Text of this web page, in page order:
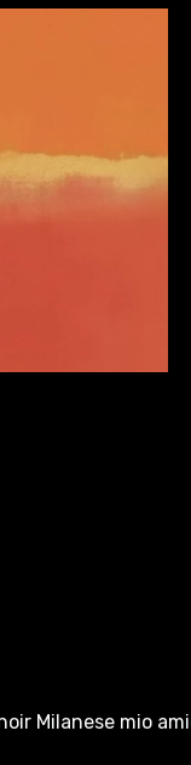
Milanese mio